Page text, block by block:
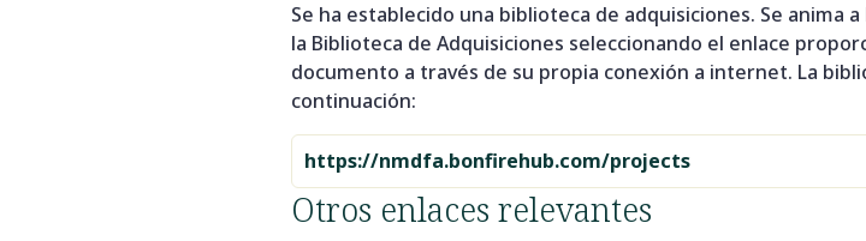
Se ha establecido una biblioteca de adquisiciones. Se
la Biblioteca de Adquisiciones seleccionando el enlace
documento a través de su propia conexión a internet. La
continuación:
https://nmdfa.bonfirehub.com/projects
Otros enlaces relevantes